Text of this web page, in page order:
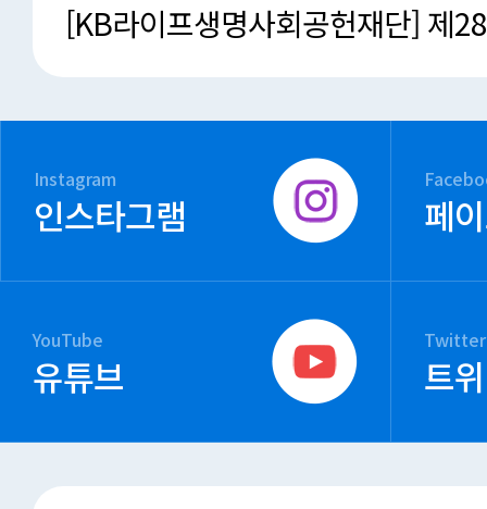
[KB라이프생명사회공헌재단] 제
Instagram
인스타그램 페
YouTube
유튜브
Twitter
트